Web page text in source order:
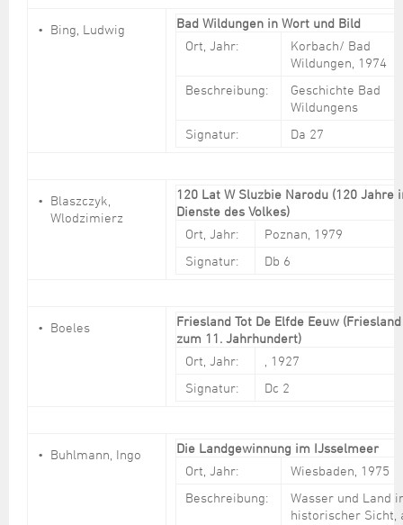
Bing, Ludwig
Bad Wildungen in Wort und Bild
Ort, Jahr:
Korbach/ Bad
Wildungen, 1974
Beschreibung:
Geschichte Bad
Wildungens
Signatur:
Da 27
Blaszczyk,
Wlodzimierz
120 Lat W Sluzbie Narodu (120 Jahre
Dienste des Volkes)
Ort, Jahr:
Poznan, 1979
Signatur:
Db 6
Boeles
Friesland Tot De Elfde Eeuw
zum 11. Jahrhundert)
Ort, Jahr:
, 1927
Signatur:
Dc 2
Buhlmann, Ingo
Die Landgewinnung im IJsselmeer
Ort, Jahr:
Wiesbaden, 1975
Beschreibung:
Wasser und Land
historischer Sicht,